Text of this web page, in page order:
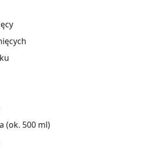
(ok. 500 ml)